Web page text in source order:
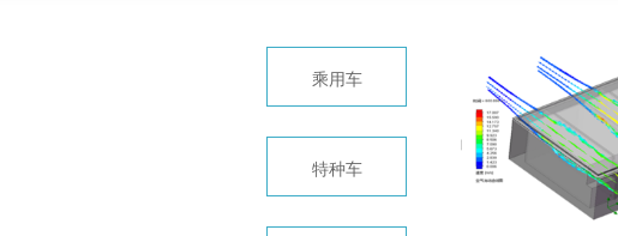
乘用车
特种车